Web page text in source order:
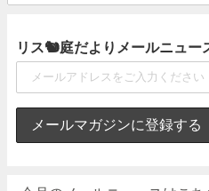
リス🐿庭だよりメールニュー